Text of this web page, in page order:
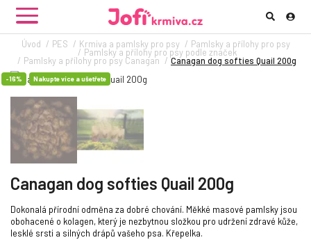
Úvod PES Krmiva a pamlsky pro psy Pamlsky a přílohy pro psy
Pamlsky a přílohy pro psy podle značek
Pamlsky a přílohy pro psy Canagan Canagan dog softies Quail 200g
-16% Nakupte více a ušetřete
Canagan dog softies Quail 200g
Dokonalá přírodní odměna za dobré chování. Měkké masové pamlsky jsou
obohacené o kolagen, který je nezbytnou složkou pro udržení zdravé kůže,
lesklé srsti a silných drápů vašeho psa. Křepelka.